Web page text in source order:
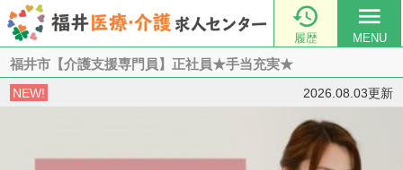

履歴
menu
MENU
福井市【介護支援専門員】正社員★手当充実★
NEW! 2026.08.03更新